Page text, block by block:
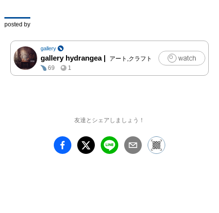
posted by
gallery
gallery hydrangea|
アート,クラフト
69
1
友達とシェアしましょう！